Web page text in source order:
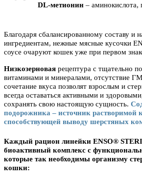
DL-метионин –
Благодаря сбалансированному составу и
ингредиентам, нежные мясные кусочки
соусе очаруют кошек уже при первом
Низкозерновая рецептура с тщательно
витаминами и минералами, отсутствие
сочетание вкуса позволят взрослым и
всегда оставаться активными и
сохранять свою настоящую сущность.
подорожника – источник растворимой
способствующей выводу шерстяных
Каждый рацион линейки ENSO®
биоактивный комплекс с
которые так необходимы организму
кошки: